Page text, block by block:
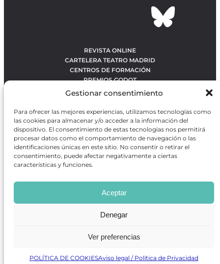
Gestionar consentimiento
Para ofrecer las mejores experiencias, utilizamos tecnologías como
las cookies para almacenar y/o acceder a la información del
dispositivo. El consentimiento de estas tecnologías nos permitirá
procesar datos como el comportamiento de navegación o las
identificaciones únicas en este sitio. No consentir o retirar el
consentimiento, puede afectar negativamente a ciertas
características y funciones.
Aceptar
Denegar
Ver preferencias
POLÍTICA DE COOKIESAviso legal / Política de Privacidad
REVISTA ONLINE
CARTELERA TEATRO MADRID
CENTROS DE FORMACIÓN
PREMIOS GODOT
CONTACTO
OBRAS MÁS VOTADAS
RANKING MEJORES OBRAS
BÚSQUEDA AVANZADA DE OBRAS
Revista GODOTes una revista independiente especializada
en información sobre artes escénicas de Madrid, gratuita y
que se distribuye en espacios escénicos, además de otros
puntos de interés turístico y de ocio de la capital.
Desarrollado por Precise Future